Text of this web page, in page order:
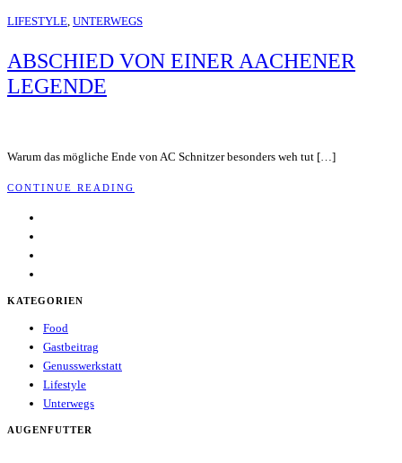
LIFESTYLE, UNTERWEGS
ABSCHIED VON EINER AACHENER
LEGENDE
Warum das mögliche Ende von AC Schnitzer besonders weh tut […]
CONTINUE READING
KATEGORIEN
Food
Gastbeitrag
Genusswerkstatt
Lifestyle
Unterwegs
AUGENFUTTER